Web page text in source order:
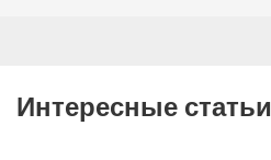
Интересные статьи